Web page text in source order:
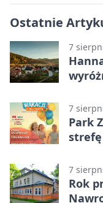
Ostatnie
7
7
Park
strefę
7
Rok